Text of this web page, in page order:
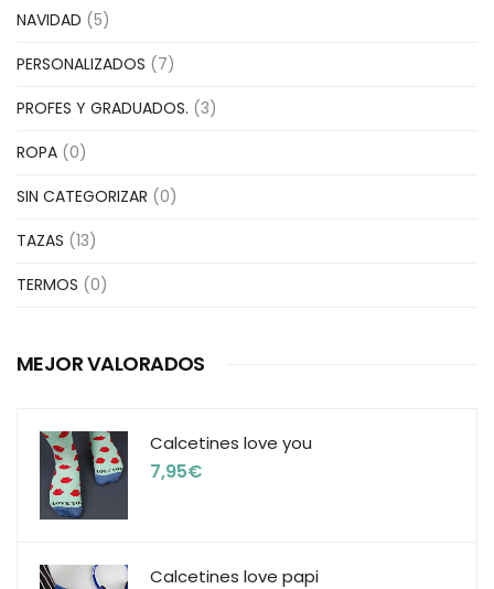
NAVIDAD (5)
PERSONALIZADOS (7)
PROFES Y GRADUADOS. (3)
ROPA (0)
SIN CATEGORIZAR (0)
TAZAS (13)
TERMOS (0)
MEJOR VALORADOS
Calcetines love you
7,95€
Calcetines love papi